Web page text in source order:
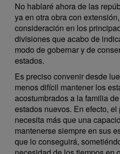
No hablaré ahora de las
ya en otra obra con
consideración en los
divisiones que acabo de
modo de gobernar y de
estados.
Es preciso convenir desde
menos difícil mantener los
acostumbrados a la familia
estados nuevos. En efecto,
necesita más que una
mantenerse siempre en sus
que lo conseguirá,